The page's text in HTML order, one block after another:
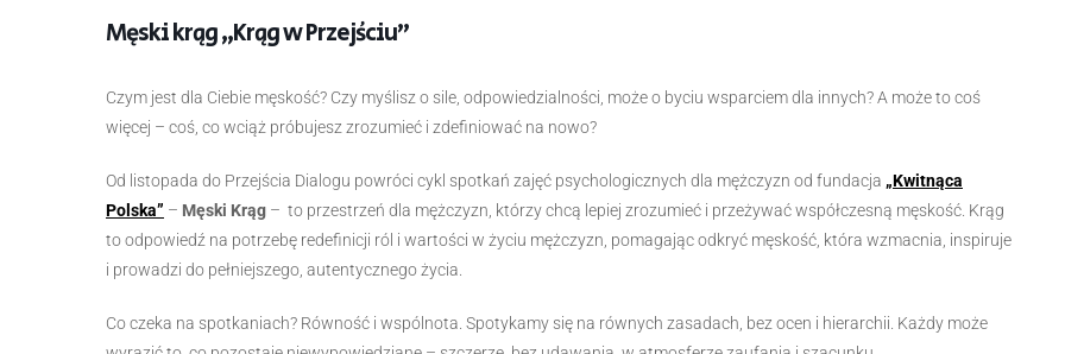
Męski krąg „Krąg w Przejściu”
Czym jest dla Ciebie męskość? Czy myślisz o sile, odpowiedzialności, może o byciu wsparciem dla innych? A może to coś
więcej – coś, co wciąż próbujesz zrozumieć i zdefiniować na nowo?
Od listopada do Przejścia Dialogu powróci cykl spotkań zajęć psychologicznych dla mężczyzn od fundacja „Kwitnąca
Polska” – Męski Krąg – to przestrzeń dla mężczyzn, którzy chcą lepiej zrozumieć i przeżywać współczesną męskość. Krąg
to odpowiedź na potrzebę redefinicji ról i wartości w życiu mężczyzn, pomagając odkryć męskość, która wzmacnia, inspiruje
i prowadzi do pełniejszego, autentycznego życia.
Co czeka na spotkaniach? Równość i wspólnota. Spotykamy się na równych zasadach, bez ocen i hierarchii. Każdy może